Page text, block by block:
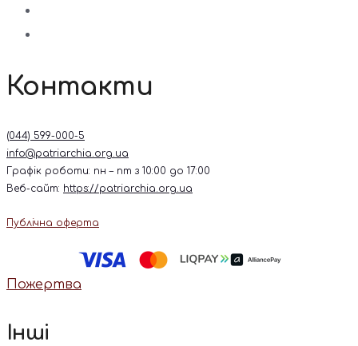
Контакти
(044) 599-000-5
info@patriarchia.org.ua
Графік роботи: пн – пт з 10:00 до 17:00
Веб-сайт: https://patriarchia.org.ua
Публічна оферта
Пожертва
Інші